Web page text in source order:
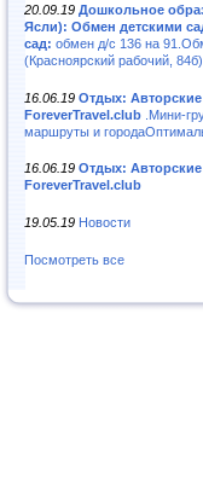
20.09.19 Дошкольное
Ясли): Обмен детскими
сад: обмен д/с 136 на
(Красноярский рабочий,
16.06.19 Отдых: Авторские
ForeverTravel.club .Мини-
маршруты и
16.06.19 Отдых: Авторские
ForeverTravel.club
19.05.19 Новости
Посмотреть все